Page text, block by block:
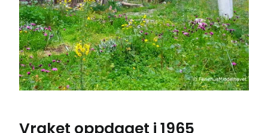
Vraket oppdaget i 1965